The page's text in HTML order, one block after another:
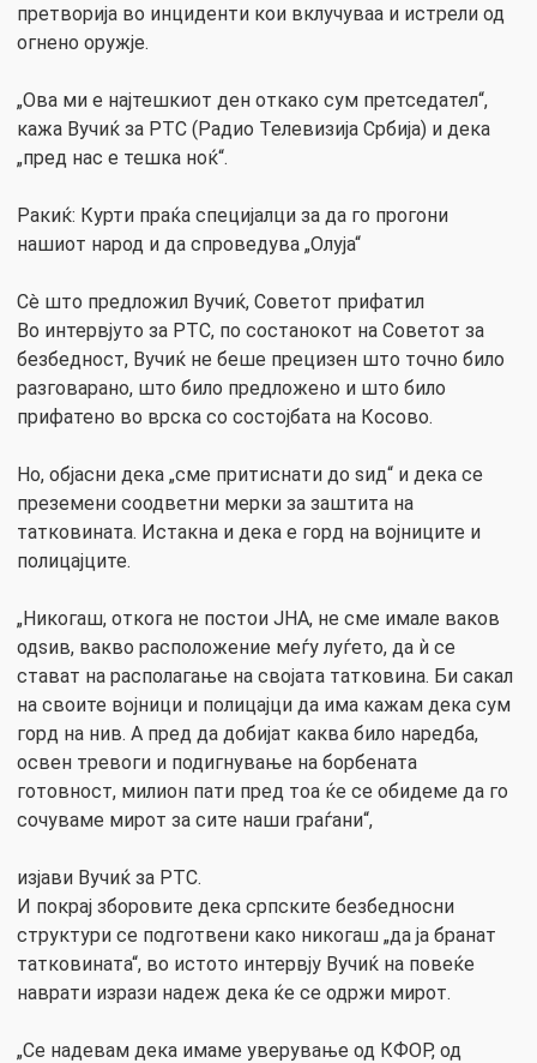
претворија во инциденти кои вклучуваа и истрели од
огнено оружје.
„Ова ми е најтешкиот ден откако сум претседател“,
кажа Вучиќ за РТС (Радио Телевизија Србија) и дека
„пред нас е тешка ноќ“.
Ракиќ: Курти праќа специјалци за да го прогони
нашиот народ и да спроведува „Олуја“
Сè што предложил Вучиќ, Советот прифатил
Во интервјуто за РТС, по состанокот на Советот за
безбедност, Вучиќ не беше прецизен што точно било
разговарано, што било предложено и што било
прифатено во врска со состојбата на Косово.
Но, објасни дека „сме притиснати до ѕид“ и дека се
преземени соодветни мерки за заштита на
татковината. Истакна и дека е горд на војниците и
полицајците.
„Никогаш, откога не постои ЈНА, не сме имале ваков
одѕив, вакво расположение меѓу луѓето, да ѝ се
стават на располагање на својата татковина. Би сакал
на своите војници и полицајци да има кажам дека сум
горд на нив. А пред да добијат каква било наредба,
освен тревоги и подигнување на борбената
готовност, милион пати пред тоа ќе се обидеме да го
сочуваме мирот за сите наши граѓани“,
изјави Вучиќ за РТС.
И покрај зборовите дека српските безбедносни
структури се подготвени како никогаш „да ја бранат
татковината“, во истото интервју Вучиќ на повеќе
наврати изрази надеж дека ќе се одржи мирот.
„Се надевам дека имаме уверување од КФОР, од